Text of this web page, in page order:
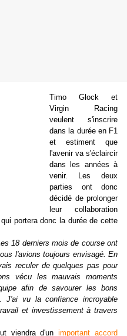
Timo Glock et
Virgin Racing
veulent s'inscrire
dans la durée en F1
et estiment que
l'avenir va s'éclaircir
dans les années à
venir. Les deux
parties ont donc
décidé de prolonger
leur collaboration
portera donc la durée de cette
18 derniers mois de course ont
l'avions toujours envisagé. En
reculer de quelques pas pour
vécu les mauvais moments
afin de savourer les bons
J'ai vu la confiance incroyable
et investissement à travers
viendra d'unimportant accord